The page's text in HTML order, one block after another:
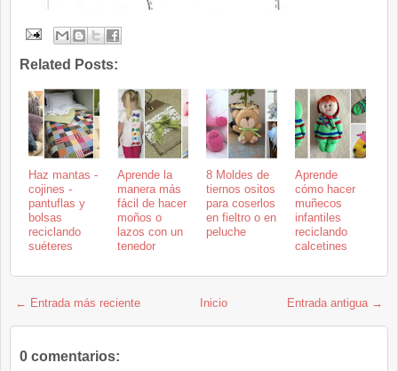
Related Posts:
Haz mantas -
cojines -
pantuflas y
bolsas
reciclando
suéteres
Aprende la
manera más
fácil de hacer
moños o
lazos con un
tenedor
8 Moldes de
tiernos ositos
para coserlos
en fieltro o en
peluche
Aprende
cómo hacer
muñecos
infantiles
reciclando
calcetines
← Entrada más reciente Entrada antigua →
Inicio
0 comentarios: